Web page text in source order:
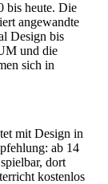
bis heute. Die
angewandte
Design bis
und die
sich in
mit Design in
ab 14
spielbar, dort
kostenlos